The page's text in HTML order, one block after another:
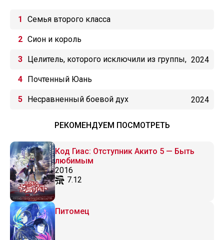
Семья второго класса
Сион и король
Целитель, которого исключили из группы,
оказался сильнейшим!
2024
Почтенный Юань
Несравненный боевой дух 2024
РЕКОМЕНДУЕМ ПОСМОТРЕТЬ
Код Гиас: Отступник Акито 5 — Быть
любимым
2016
7.12
Питомец